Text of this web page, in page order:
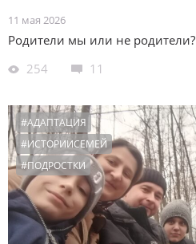
11 мая 2026
Родители мы или не родители?
254
11
#АДАПТАЦИЯ
#ИСТОРИИСЕМЕЙ
#ПОДРОСТКИ